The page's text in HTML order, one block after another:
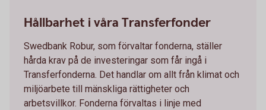
Hållbarhet i våra Transferfonder
Swedbank Robur, som förvaltar fonderna, ställer
hårda krav på de investeringar som får ingå i
Transferfonderna. Det handlar om allt från klimat och
miljöarbete till mänskliga rättigheter och
arbetsvillkor. Fonderna förvaltas i linje med